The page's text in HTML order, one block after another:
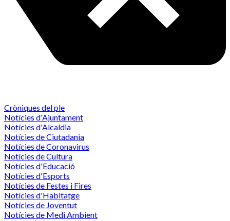
Cròniques del ple
Notícies d'Ajuntament
Notícies d'Alcaldia
Notícies de Ciutadania
Notícies de Coronavirus
Notícies de Cultura
Notícies d'Educació
Notícies d'Esports
Notícies de Festes i Fires
Notícies d'Habitatge
Notícies de Joventut
Notícies de Medi Ambient